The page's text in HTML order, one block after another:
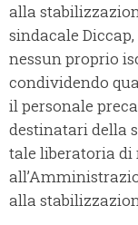
alla
sindacale
nessun proprio
condividendo
il personale
destinatari della
tale liberatoria di
alla